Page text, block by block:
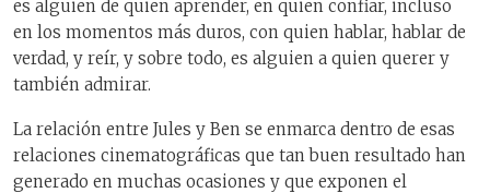
es alguien de quien aprender, en quien confiar, incluso
en los momentos más duros, con quien hablar, hablar de
verdad, y reír, y sobre todo, es alguien a quien querer y
también admirar.
La relación entre Jules y Ben se enmarca dentro de esas
relaciones cinematográficas que tan buen resultado han
generado en muchas ocasiones y que exponen el